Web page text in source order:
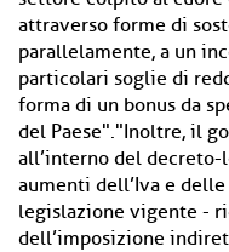
attraverso forme di
parallelamente, a un
particolari soglie di
forma di un bonus da
del Paese"."Inoltre, il
all’interno del
aumenti dell’Iva e
legislazione vigente -
dell’imposizione